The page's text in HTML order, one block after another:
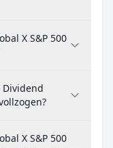
X S&P 500
Dividend
X S&P 500